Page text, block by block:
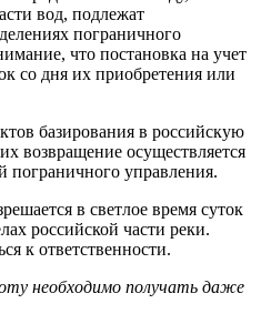
вод, подлежат
пограничного
что постановка на учет
со дня их приобретения или
базирования в российскую
возвращение осуществляется
пограничного управления.
в светлое время суток
российской части реки.
к ответственности.
необходимо получать даже